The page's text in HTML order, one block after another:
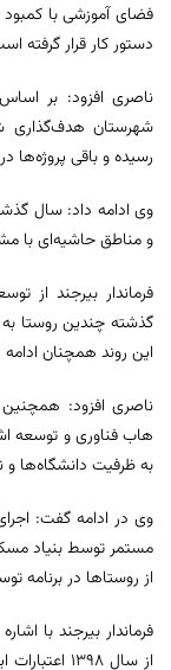
فضای آموزشی با
دستور کار قرار گرفته
رسیده و باقی پروژه‌ها
و مناطق حاشیه‌ای با
فرماندار بیرجند از
گذشته چندین روستا
این روند همچنان ادامه
ناصری افزود: همچنین
هاب فناوری و توسعه
به ظرفیت دانشگاه‌ها
وی در ادامه گفت:
مستمر توسط بنیاد
از روستاها در برنامه
فرماندار بیرجند با
از سال